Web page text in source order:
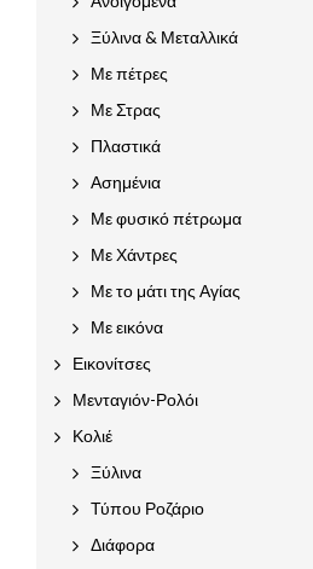
Ξύλινα & Μεταλλικά
Με πέτρες
Με Στρας
Πλαστικά
Ασημένια
Με φυσικό πέτρωμα
Με Χάντρες
Με το μάτι της Αγίας
Με εικόνα
Εικονίτσες
Μενταγιόν-Ρολόι
Κολιέ
Ξύλινα
Τύπου Ροζάριο
Διάφορα